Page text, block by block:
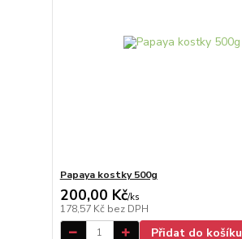
Papaya kostky 500g
200,00 Kč/ks
178,57 Kč bez DPH
Přidat do košíku